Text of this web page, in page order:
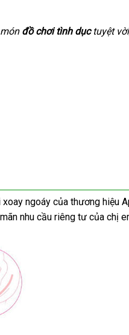
đồ chơi tình dụctuyệt vời
ngoáy cửa
hàng
của thương hiệu
nhu cầu miễn
riêng tư vệ
của chị